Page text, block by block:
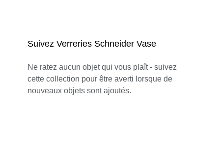
Suivez Verreries Schneider Vase
Ne ratez aucun objet qui vous plaît - suivez
cette collection pour être averti lorsque de
nouveaux objets sont ajoutés.